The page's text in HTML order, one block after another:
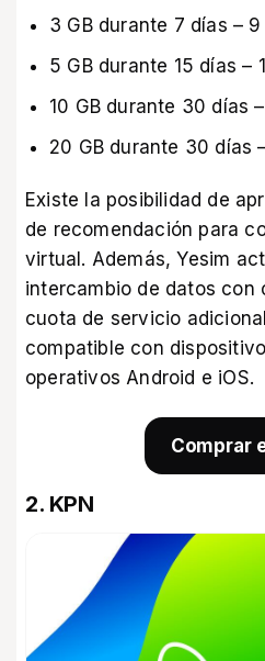
3 GB durante 7 días – 9
5 GB durante 15 días –
10 GB durante 30 días –
20 GB durante 30 días
Existe la posibilidad de
de recomendación para
virtual. Además, Yesim
intercambio de datos con
cuota de servicio
compatible con
operativos Android e iOS.
Comprar
2. KPN